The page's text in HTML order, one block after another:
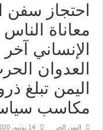
احتجاز
معاناة
الإنساني
العدوان
اليمن تبلغ
مكاسب
اليمن الحر 14 يونيو، 2020